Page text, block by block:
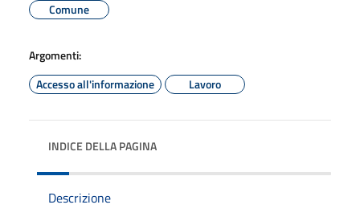
Comune
Argomenti:
Accesso all'informazione
Lavoro
INDICE DELLA PAGINA
Descrizione